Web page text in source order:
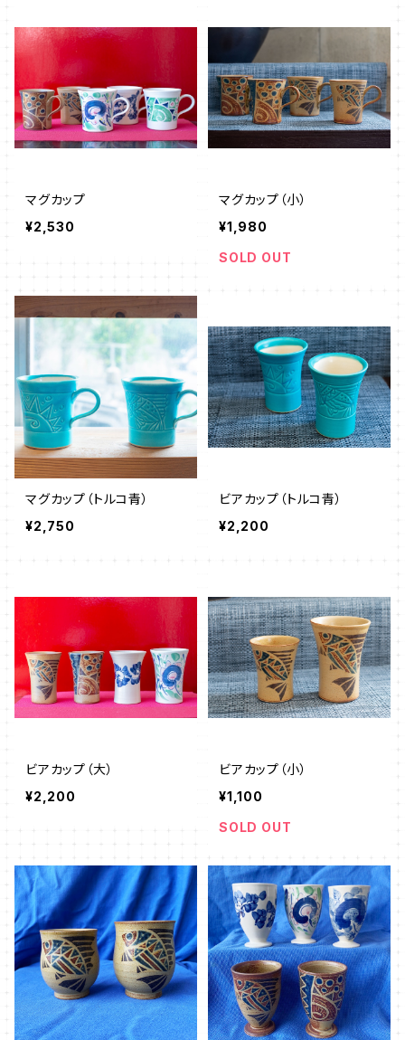
マグカップ
¥2,530
マグカップ（小）
¥1,980
SOLD OUT
マグカップ（トルコ青）
¥2,750
ビアカップ（トルコ青）
¥2,200
ビアカップ（大）
¥2,200
ビアカップ（小）
¥1,100
SOLD OUT